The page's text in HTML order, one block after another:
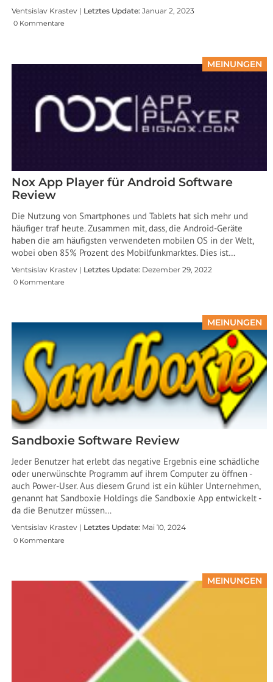
Ventsislav Krastev | Letztes Update: Januar 2, 2023
0 Kommentare
MEINUNGEN
Nox App Player für Android Software
Review
Die Nutzung von Smartphones und Tablets hat sich mehr und
häufiger traf heute. Zusammen mit, dass, die Android-Geräte
haben die am häufigsten verwendeten mobilen OS in der Welt,
wobei oben 85% Prozent des Mobilfunkmarktes. Dies ist…
Ventsislav Krastev | Letztes Update: Dezember 29, 2022
0 Kommentare
MEINUNGEN
Sandboxie Software Review
Jeder Benutzer hat erlebt das negative Ergebnis eine schädliche
oder unerwünschte Programm auf ihrem Computer zu öffnen -
auch Power-User. Aus diesem Grund ist ein kühler Unternehmen,
genannt hat Sandboxie Holdings die Sandboxie App entwickelt -
da die Benutzer müssen…
Ventsislav Krastev | Letztes Update: Mai 10, 2024
0 Kommentare
MEINUNGEN